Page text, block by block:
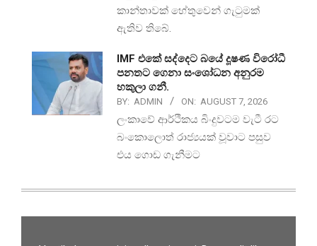
කාන්තාවක් හේතුවෙන් ගැටුමක්
ඇතිව තිබේ.
IMF එකේ සද්දෙට බයේ දූෂණ විරෝධී
පනතට ගෙනා සංශෝධන අනුරම
හකුලා ගනී.
BY: ADMIN ON: AUGUST 7, 2026
ලංකාවේ ආර්ථිකය බිංදුවටම වැටී රට
බංකොලොත් රාජ්‍යයක් වූවාට පසුව
එය ගොඩ ගැනීමට